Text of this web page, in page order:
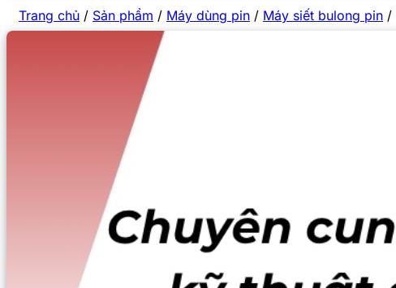
Trang chủ / Sản phẩm / Máy dùng pin / Máy siết bulong pin /